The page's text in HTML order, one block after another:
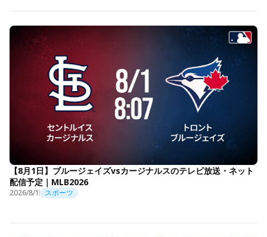
【8月1日】ブルージェイズvsカージナルスのテレビ放送・ネット
配信予定｜MLB2026
2026/8/1 スポーツ